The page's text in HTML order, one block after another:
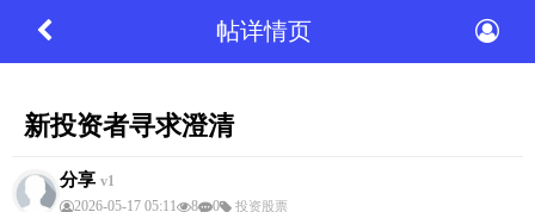
帖详情页
新投资者寻求澄清
分享 v1
2026-05-17 05:11
8 0 投资股票